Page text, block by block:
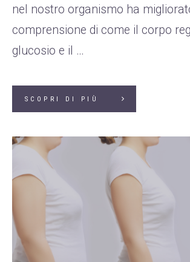
nel nostro organismo ha
comprensione di come il corpo
glucosio e il …
SCOPRI DI PIÙ